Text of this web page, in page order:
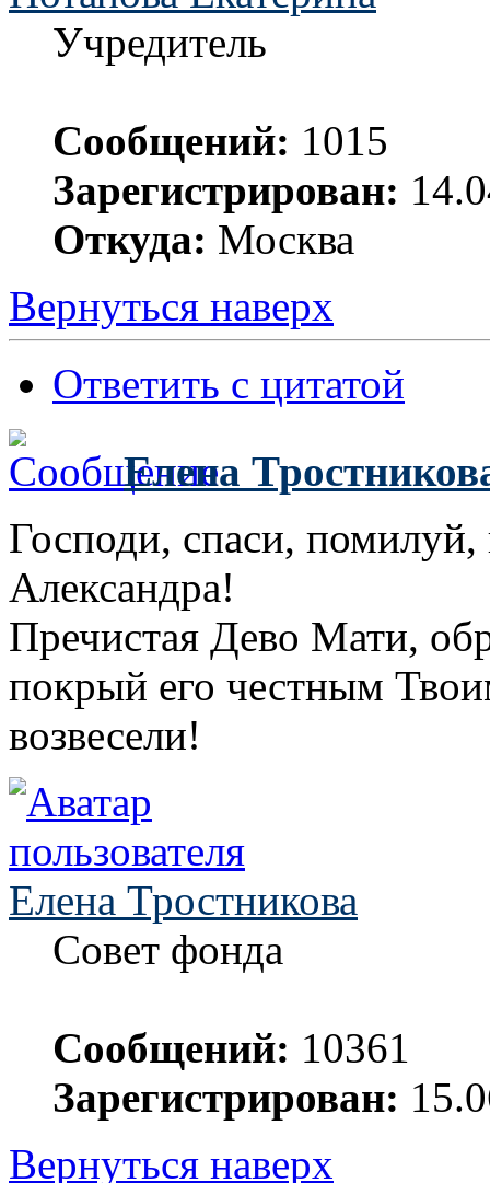
Учредитель
Сообщений: 1015
Зарегистрирован:
Откуда: Москва
Вернуться наверх
Ответить с цитатой
Елена
Господи, спаси, помилуй,
Александра!
Пречистая Дево Мати,
покрый его честным
возвесели!
Елена Тростникова
Совет фонда
Сообщений: 10361
Зарегистрирован:
Вернуться наверх